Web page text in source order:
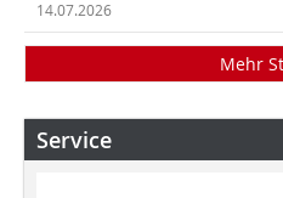
14.07.2026
Mehr
Service